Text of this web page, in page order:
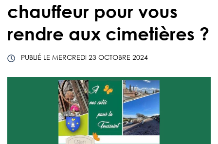
chauffeur pour vous
rendre aux cimetières ?
PUBLIÉ LE MERCREDI 23 OCTOBRE 2024